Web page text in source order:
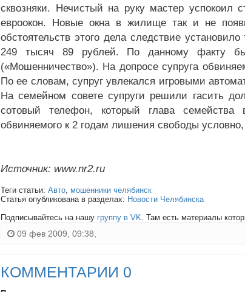
сквозняки. Нечистый на руку мастер
евроокон. Новые окна в жилище так и не
обстоятельств этого дела следствие
249 тысяч 89 рублей. По данному факту
(«Мошенничество»). На допросе супруга
По ее словам, супруг увлекался игровыми
На семейном совете супруги решили гасить
сотовый телефон, который глава
обвиняемого к 2 годам лишения свободы
Источник: www.nr2.ru
Теги статьи: Авто, мошенники челябинск
Статья опубликована в разделах: Новости Челябинска
Подписывайтесь на нашу группу в VK. Там есть материалы
09 фев 2009, 09:38,
КОММЕНТАРИИ 0